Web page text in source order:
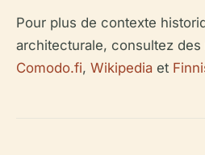
Pour plus de contexte
architecturale, consultez
Comodo.fi, Wikipedia et